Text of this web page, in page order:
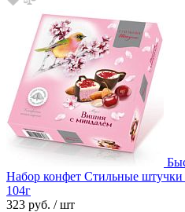
Набор конфет Стильные
104г
323 руб. / шт